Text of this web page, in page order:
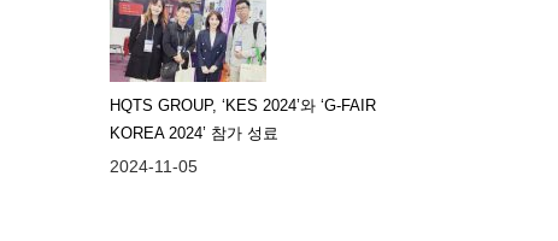
HQTS GROUP, ‘KES 2024’와 ‘G-FAIR
KOREA 2024’ 참가 성료
2024-11-05